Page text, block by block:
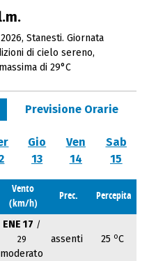
Stanesti. Giornata
di cielo sereno,
di 29°C
Previsione Orarie
Gio
13
Ven
14
Sab
15
Vento
(km/h)
Prec. Percepita
ENE 17 /
29
moderato
assenti 25 oC